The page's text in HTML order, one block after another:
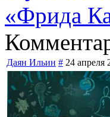
«Фрида
Даян Ильин # 24 апреля